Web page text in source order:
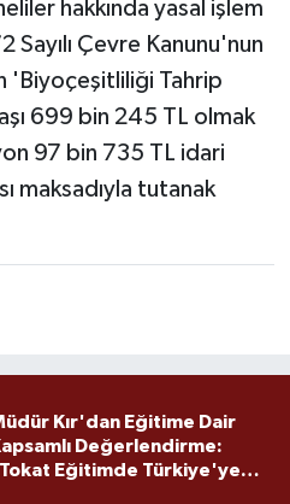
hakkında yasal işlem
Sayılı Çevre Kanunu'nun
'Biyoçeşitliliği Tahrip
699 bin 245 TL olmak
97 bin 735 TL idari
maksadıyla tutanak
Kır'dan Eğitime Dair
Değerlendirme:
Eğitimde Türkiye'ye